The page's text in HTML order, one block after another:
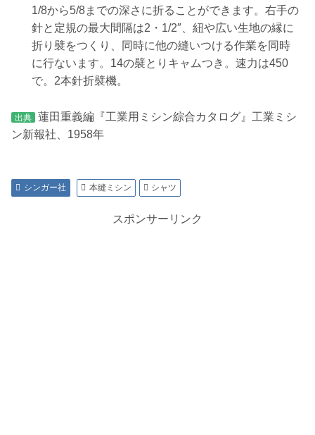
1/8から5/8までの深さに折ることができます。右手の
針と定規の最大間隔は2・1/2″、紐や広い生地の縁に
折り襞をつくり、同時に他の縫いつける作業を同時
に行ないます。14の襞とりキャムつき。速力は450
で。2本針折襞機。
出典
蓮田重義編『工業用ミシン綜合カタログ』工業ミシ
ン新報社、1958年
シンガー社 本縫ミシン シャツ
スポンサーリンク